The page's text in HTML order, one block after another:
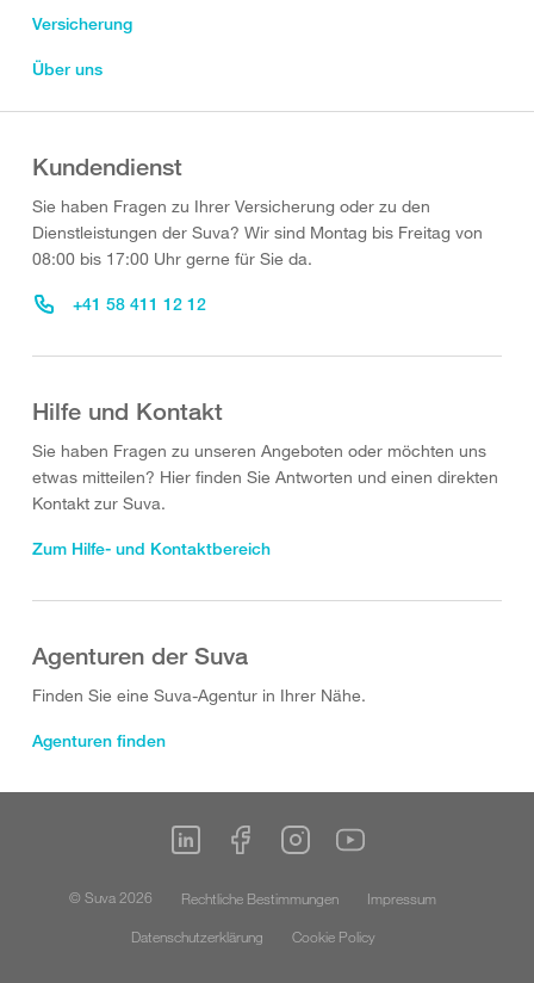
Versicherung
Über uns
Kundendienst
Sie haben Fragen zu Ihrer Versicherung oder zu den
Dienstleistungen der Suva? Wir sind Montag bis Freitag von
08:00 bis 17:00 Uhr gerne für Sie da.
+41 58 411 12 12
Hilfe und Kontakt
Sie haben Fragen zu unseren Angeboten oder möchten uns
etwas mitteilen? Hier finden Sie Antworten und einen direkten
Kontakt zur Suva.
Zum Hilfe- und Kontaktbereich
Agenturen der Suva
Finden Sie eine Suva-Agentur in Ihrer Nähe.
Agenturen finden
© Suva 2026 Rechtliche Bestimmungen
Impressum
Datenschutzerklärung
Cookie Policy